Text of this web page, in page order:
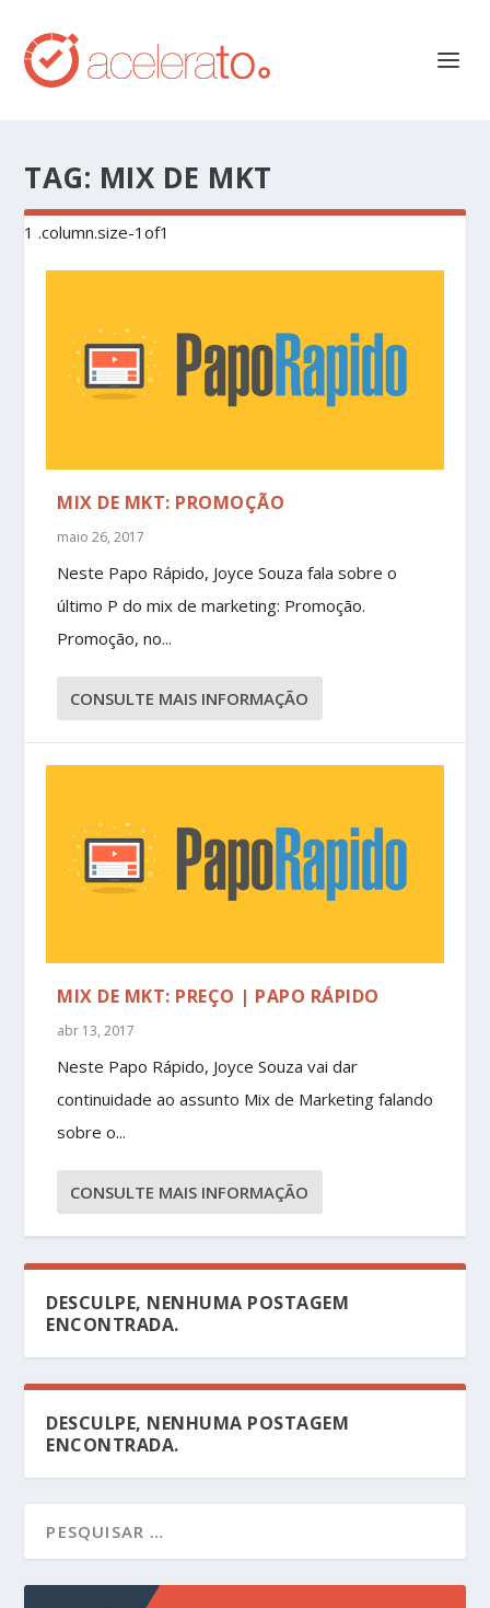
TAG: MIX DE MKT
MIX DE MKT: PROMOÇÃO
maio 26, 2017
Neste Papo Rápido, Joyce Souza fala sobre o
último P do mix de marketing: Promoção.
Promoção, no...
CONSULTE MAIS INFORMAÇÃO
MIX DE MKT: PREÇO | PAPO RÁPIDO
abr 13, 2017
Neste Papo Rápido, Joyce Souza vai dar
continuidade ao assunto Mix de Marketing falando
sobre o...
CONSULTE MAIS INFORMAÇÃO
DESCULPE, NENHUMA POSTAGEM
ENCONTRADA.
DESCULPE, NENHUMA POSTAGEM
ENCONTRADA.